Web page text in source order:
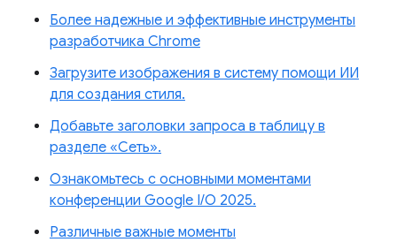
Более надежные и эффективные инструменты
разработчика Chrome
Загрузите изображения в систему помощи ИИ
для создания стиля.
Добавьте заголовки запроса в таблицу в
разделе «Сеть».
Ознакомьтесь с основными моментами
конференции Google I/O 2025.
Различные важные моменты